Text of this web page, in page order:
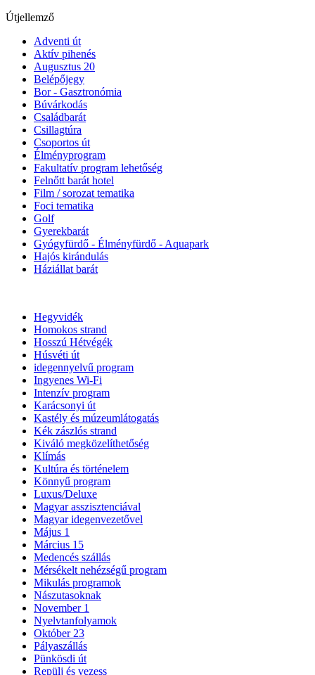
Útjellemző
Adventi út
Aktív pihenés
Augusztus 20
Belépőjegy
Bor - Gasztronómia
Búvárkodás
Családbarát
Csillagtúra
Csoportos út
Élményprogram
Fakultatív program lehetőség
Felnőtt barát hotel
Film / sorozat tematika
Foci tematika
Golf
Gyerekbarát
Gyógyfürdő - Élményfürdő - Aquapark
Hajós kirándulás
Háziállat barát
Hegyvidék
Homokos strand
Hosszú Hétvégék
Húsvéti út
idegennyelvű program
Ingyenes Wi-Fi
Intenzív program
Karácsonyi út
Kastély és múzeumlátogatás
Kék zászlós strand
Kiváló megközelíthetőség
Klímás
Kultúra és történelem
Könnyű program
Luxus/Deluxe
Magyar asszisztenciával
Magyar idegenvezetővel
Május 1
Március 15
Medencés szállás
Mérsékelt nehézségű program
Mikulás programok
Nászutasoknak
November 1
Nyelvtanfolyamok
Október 23
Pályaszállás
Pünkösdi út
Repülj és vezess